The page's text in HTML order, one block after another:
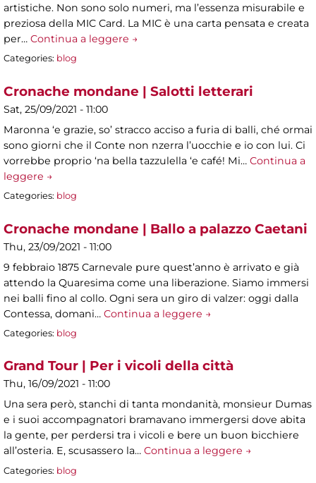
artistiche. Non sono solo numeri, ma l’essenza misurabile e
preziosa della MIC Card. La MIC è una carta pensata e creata
per… Continua a leggere →
Categories: blog
Cronache mondane | Salotti letterari
Sat, 25/09/2021 - 11:00
Maronna ‘e grazie, so’ stracco acciso a furia di balli, ché ormai
sono giorni che il Conte non nzerra l’uocchie e io con lui. Ci
vorrebbe proprio ‘na bella tazzulella ‘e café! Mi… Continua a
leggere →
Categories: blog
Cronache mondane | Ballo a palazzo Caetani
Thu, 23/09/2021 - 11:00
9 febbraio 1875 Carnevale pure quest’anno è arrivato e già
attendo la Quaresima come una liberazione. Siamo immersi
nei balli fino al collo. Ogni sera un giro di valzer: oggi dalla
Contessa, domani… Continua a leggere →
Categories: blog
Grand Tour | Per i vicoli della città
Thu, 16/09/2021 - 11:00
Una sera però, stanchi di tanta mondanità, monsieur Dumas
e i suoi accompagnatori bramavano immergersi dove abita
la gente, per perdersi tra i vicoli e bere un buon bicchiere
all’osteria. E, scusassero la… Continua a leggere →
Categories: blog